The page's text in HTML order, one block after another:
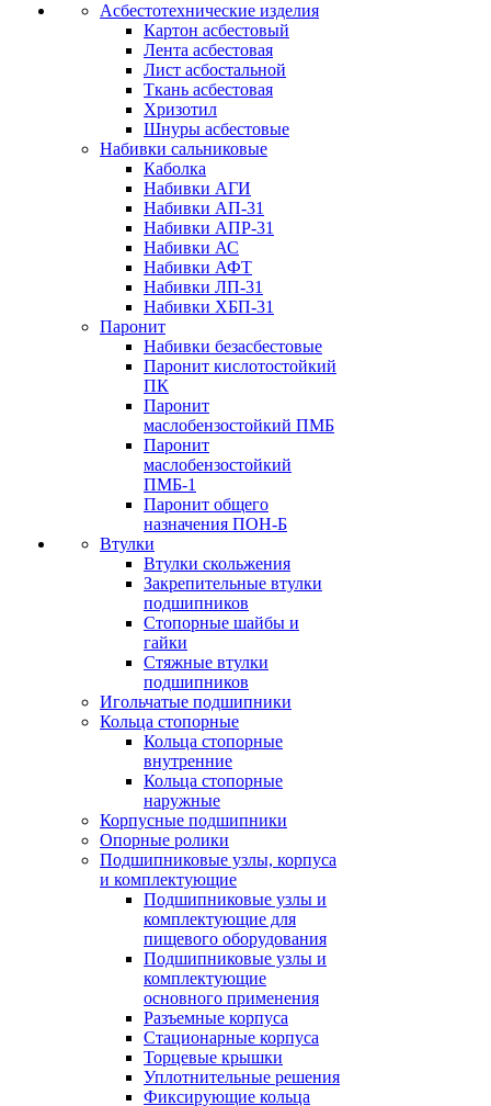
Асбестотехнические изделия
Картон асбестовый
Лента асбестовая
Лист асбостальной
Ткань асбестовая
Хризотил
Шнуры асбестовые
Набивки сальниковые
Каболка
Набивки АГИ
Набивки АП-31
Набивки АПР-31
Набивки АС
Набивки АФТ
Набивки ЛП-31
Набивки ХБП-31
Паронит
Набивки безасбестовые
Паронит кислотостойкий
ПК
Паронит
маслобензостойкий ПМБ
Паронит
маслобензостойкий
ПМБ-1
Паронит общего
назначения ПОН-Б
Втулки
Втулки скольжения
Закрепительные втулки
подшипников
Стопорные шайбы и
гайки
Стяжные втулки
подшипников
Игольчатые подшипники
Кольца стопорные
Кольца стопорные
внутренние
Кольца стопорные
наружные
Корпусные подшипники
Опорные ролики
Подшипниковые узлы, корпуса
и комплектующие
Подшипниковые узлы и
комплектующие для
пищевого оборудования
Подшипниковые узлы и
комплектующие
основного применения
Разъемные корпуса
Стационарные корпуса
Торцевые крышки
Уплотнительные решения
Фиксирующие кольца